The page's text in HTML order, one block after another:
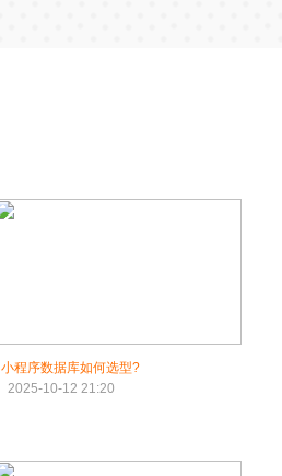
小程序数据库如何选型?
2025-10-12 21:20